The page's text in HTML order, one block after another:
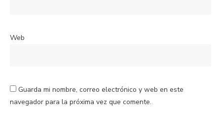
Web
Guarda mi nombre, correo electrónico y web en este
navegador para la próxima vez que comente.